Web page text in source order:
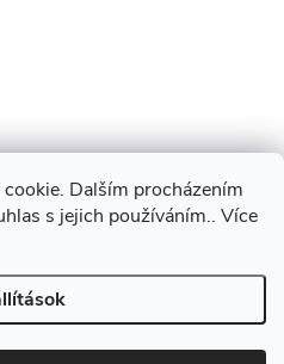
Dalším procházením
s jejich používáním.. Více